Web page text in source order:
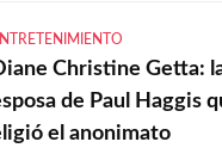
Christine Getta:
de Paul Haggis
el anonimato